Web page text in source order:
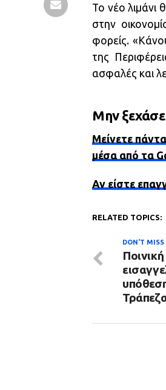
Το νέο λιμάνι
στην
φορείς.
της
ασφαλές και
Μην
Μείνετε
μέσα από τα
Αν είστε
RELATED TOPICS:
DON'T MISS